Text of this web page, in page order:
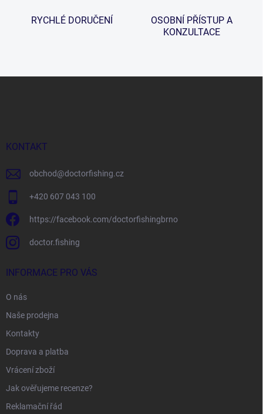
RYCHLÉ DORUČENÍ
OSOBNÍ PŘÍSTUP A
KONZULTACE
KONTAKT
obchod@doctorfishing.cz
+420 607 043 100
https://facebook.com/doctorfishingbrno
doctor.fishing
INFORMACE PRO VÁS
O nás
Naše prodejna
Kontakty
Doprava a platba
Vrácení zboží
Jak ověřujeme recenze?
Reklamační řád